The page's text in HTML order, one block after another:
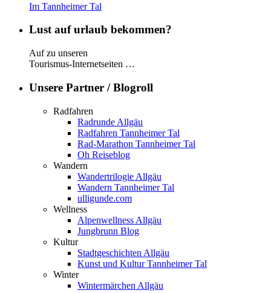
Im Tannheimer Tal
Lust auf urlaub bekommen?
Auf zu unseren
Tourismus-Internetseiten …
Unsere Partner / Blogroll
Radfahren
Radrunde Allgäu
Radfahren Tannheimer Tal
Rad-Marathon Tannheimer Tal
Oh Reiseblog
Wandern
Wandertrilogie Allgäu
Wandern Tannheimer Tal
ulligunde.com
Wellness
Alpenwellness Allgäu
Jungbrunn Blog
Kultur
Stadtgeschichten Allgäu
Kunst und Kultur Tannheimer Tal
Winter
Wintermärchen Allgäu